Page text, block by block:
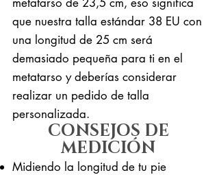
que nuestra talla estándar 38 EU con
una longitud de 25 cm será
demasiado pequeña para ti en el
metatarso y deberías considerar
realizar un pedido de talla
personalizada.
CONSEJOS DE
MEDICIÓN
Midiendo la longitud de tu pie